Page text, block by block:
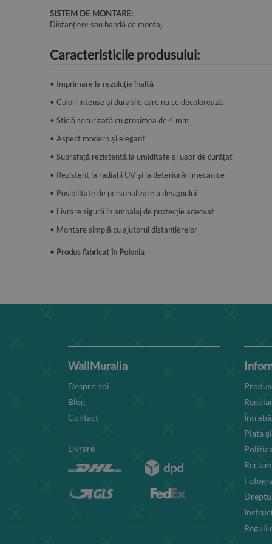
SISTEM DE MONTARE:
Distanțiere sau bandă de montaj.
Caracteristicile produsului:
• Imprimare la rezoluție înaltă
• Culori intense și durabile care nu se decolorează
• Sticlă securizată cu grosimea de 4 mm
• Aspect modern și elegant
• Suprafață rezistentă la umiditate și ușor de curățat
• Rezistent la radiații UV și la deteriorări mecanice
• Posibilitate de personalizare a designului
• Livrare sigură în ambalaj de protecție adecvat
• Montare simplă cu ajutorul distanțierelor
• Produs fabricat în Polonia
WallMuralia
Despre noi
Blog
Contact
Livrare
Plata
Reguli